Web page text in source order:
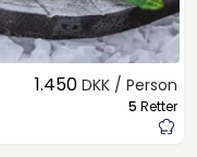
1.450 DKK / Person
5 Retter